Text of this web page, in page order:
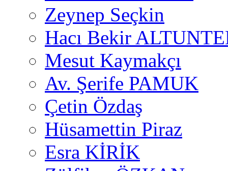
Zeynep Seçkin
Hacı Bekir
Mesut Kaymakçı
Av. Şerife PAMUK
Çetin Özdaş
Hüsamettin Piraz
Esra KİRİK